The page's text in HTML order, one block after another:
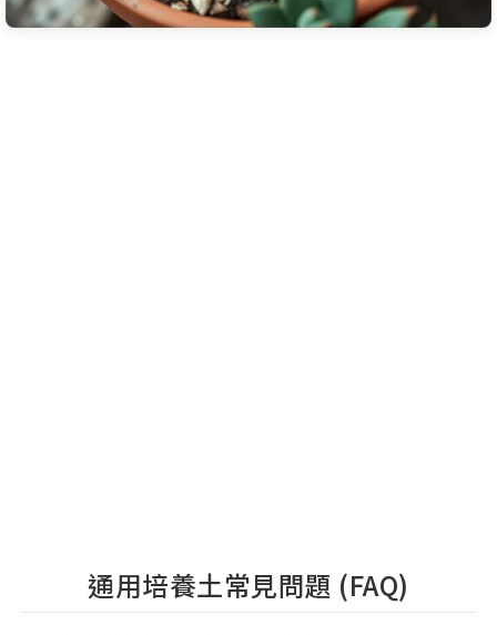
通用培養土常見問題 (FAQ)